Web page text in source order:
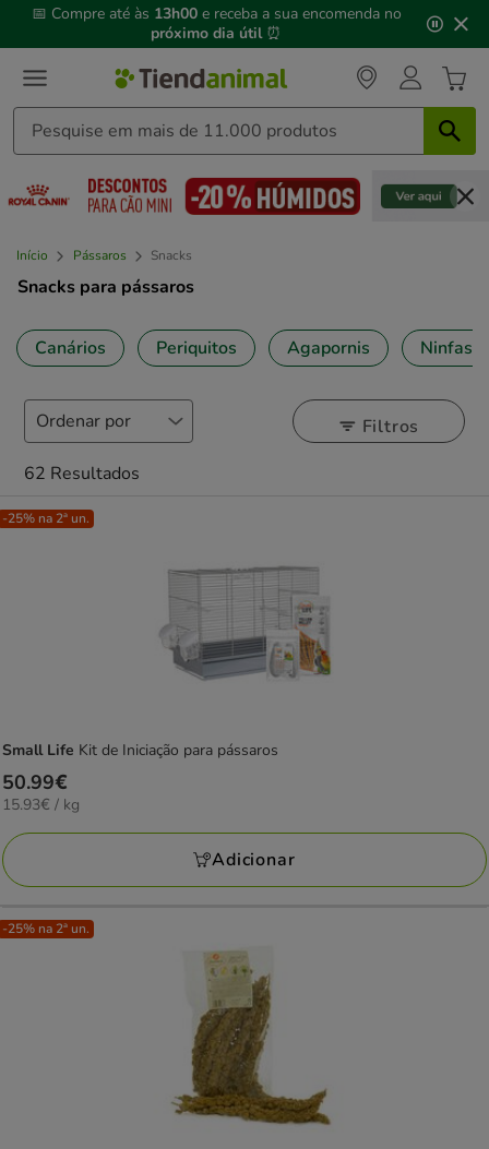
3,
mensagem,
📅 Compre até às 13h00 e receba a sua encomenda no
próximo dia útil ⏰
Início Pássaros Snacks
Snacks para pássaros
Canários Periquitos Agapornis Ninfas
Filtros
62 Resultados
-25% na 2ª un.
Small Life Kit de Iniciação para pássaros
Preço
50.99€
50.99€
15.93€
KG
15.93€ / kg
Adicionar
-25% na 2ª un.